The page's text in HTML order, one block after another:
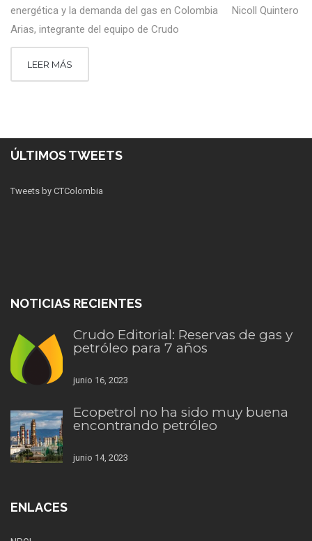
energética y la demanda del gas en Colombia Nicoll Quintero
Arias, integrante del equipo de Crudo
LEER MÁS
ÚLTIMOS TWEETS
Tweets by CTColombia
NOTICIAS RECIENTES
Crudo Editorial: Reservas de gas y
petróleo para 7 años
junio 16, 2023
Ecopetrol no ha sido muy buena
encontrando petróleo
junio 14, 2023
ENLACES